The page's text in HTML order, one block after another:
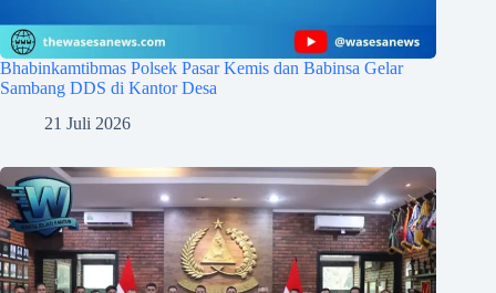
Bhabinkamtibmas Polsek Pasar Kemis dan Babinsa Gelar
Sambang DDS di Kantor Desa
21 Juli 2026